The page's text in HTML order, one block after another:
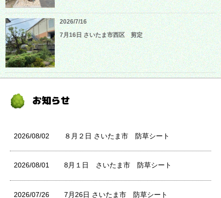
2026/7/16
7月16日 さいたま市西区 剪定
2026/08/02 ８月２日 さいたま市 防草シート
2026/08/01 8月１日 さいたま市 防草シート
2026/07/26 7月26日 さいたま市 防草シート